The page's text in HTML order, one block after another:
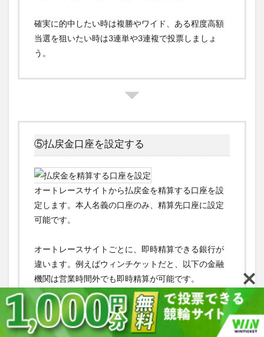
確実に的中したい時は複勝やワイド、ある程度高額
当選を狙いたい時は3連単や3連複で投票しましょ
う。
⑤払戻金口座を設定する
オートレースサイトから払戻金を精算する口座を設
定します。本人名義の口座のみ、精算先口座に設定
可能です。
オートレースサイトごとに、即時精算できる銀行が
違います。例えばウィンチケットだと、以下の金融
機関は営業時間外でも即時精算が可能です。
〇PayPay銀行
〇楽天銀行
ホーム シェア メニュー TOPへ